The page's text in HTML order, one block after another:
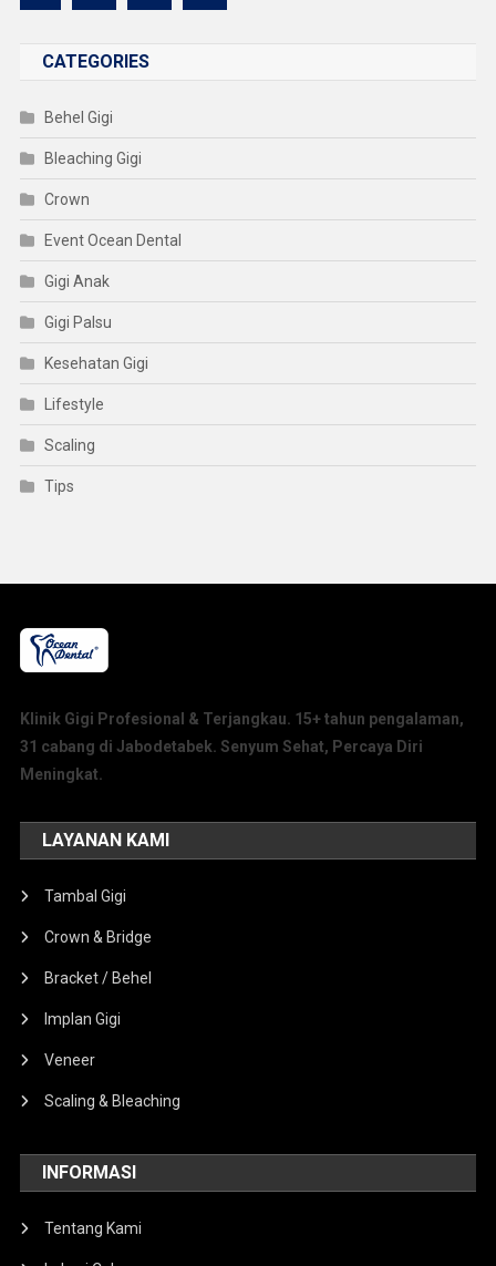
CATEGORIES
Behel Gigi
Bleaching Gigi
Crown
Event Ocean Dental
Gigi Anak
Gigi Palsu
Kesehatan Gigi
Lifestyle
Scaling
Tips
Klinik Gigi Profesional & Terjangkau. 15+ tahun pengalaman,
31 cabang di Jabodetabek. Senyum Sehat, Percaya Diri
Meningkat.
LAYANAN KAMI
Tambal Gigi
Crown & Bridge
Bracket / Behel
Implan Gigi
Veneer
Scaling & Bleaching
INFORMASI
Tentang Kami